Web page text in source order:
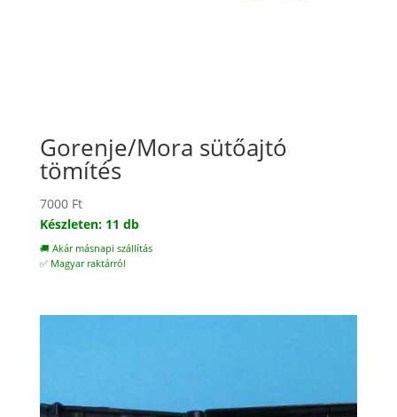
Gorenje/Mora sütőajtó
tömítés
7000 Ft
Készleten: 11 db
🚚 Akár másnapi szállítás
✅ Magyar raktárról